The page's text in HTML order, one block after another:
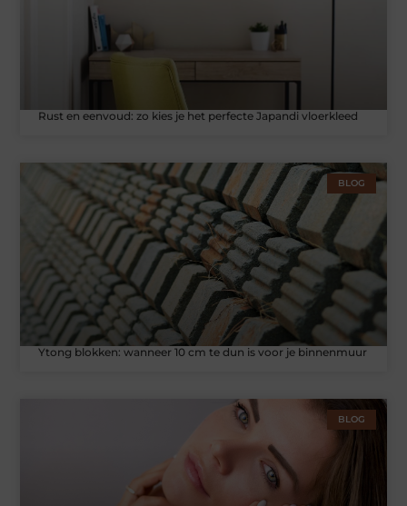
Rust en eenvoud: zo kies je het perfecte Japandi vloerkleed
BLOG
Ytong blokken: wanneer 10 cm te dun is voor je binnenmuur
BLOG